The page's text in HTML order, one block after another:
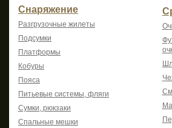
Снаряжение
Разгрузочные жилеты
Подсумки
Платформы
Кобуры
Пояса
Питьевые системы, фляги
Сумки, рюкзаки
Спальные мешки